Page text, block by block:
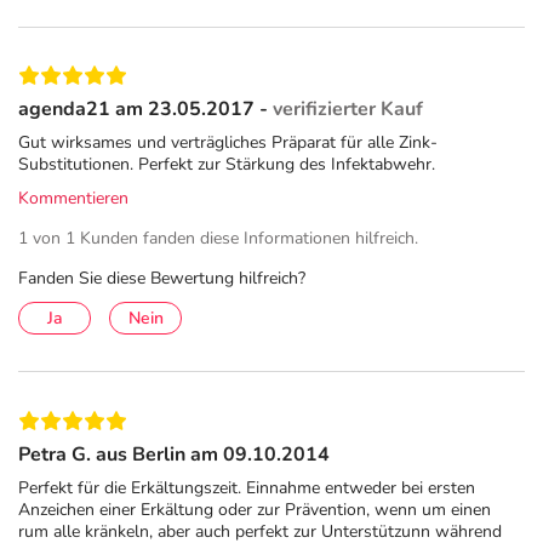
Müdigkeit, Antriebslosigkeit und
Konzentrationsprobleme
Häufige Erkältungen und Infektionen wie z. B. Herpes,
Pilzerkrankungen oder Bronchitis
Trockene, schuppige Haut oder schlecht heilende
Auf Anzeichen eines Zinkmangels sollte man rechtzeitig
reagieren und gezielt zinkreiche Lebensmittel in den
Zinkspeicher aufzufüllen.
Welche Lebensmittel enthalten viel Zink?
Für eine gesunde Versorgung des Körpers mit allen
wichtigen Nähr- und Vitalstoffen rät die Deutsche
agenda21 am 23.05.2017 - verifizierter Kauf
Gut wirksames und verträgliches Präparat für alle Zink-
Substitutionen. Perfekt zur Stärkung des Infektabwehr.
Kommentieren
1 von 1 Kunden fanden diese Informationen hilfreich.
Fanden Sie diese Bewertung hilfreich?
Ja
Nein
Petra G. aus Berlin am 09.10.2014
Perfekt für die Erkältungszeit. Einnahme entweder bei ersten
Anzeichen einer Erkältung oder zur Prävention, wenn um einen
rum alle kränkeln, aber auch perfekt zur Unterstützunn während